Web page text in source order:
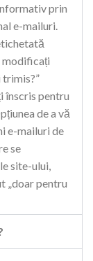
prin
e-mailuri.
modificați
înscris pentru
de a vă
e-mailuri de
se
site-ului,
„doar pentru